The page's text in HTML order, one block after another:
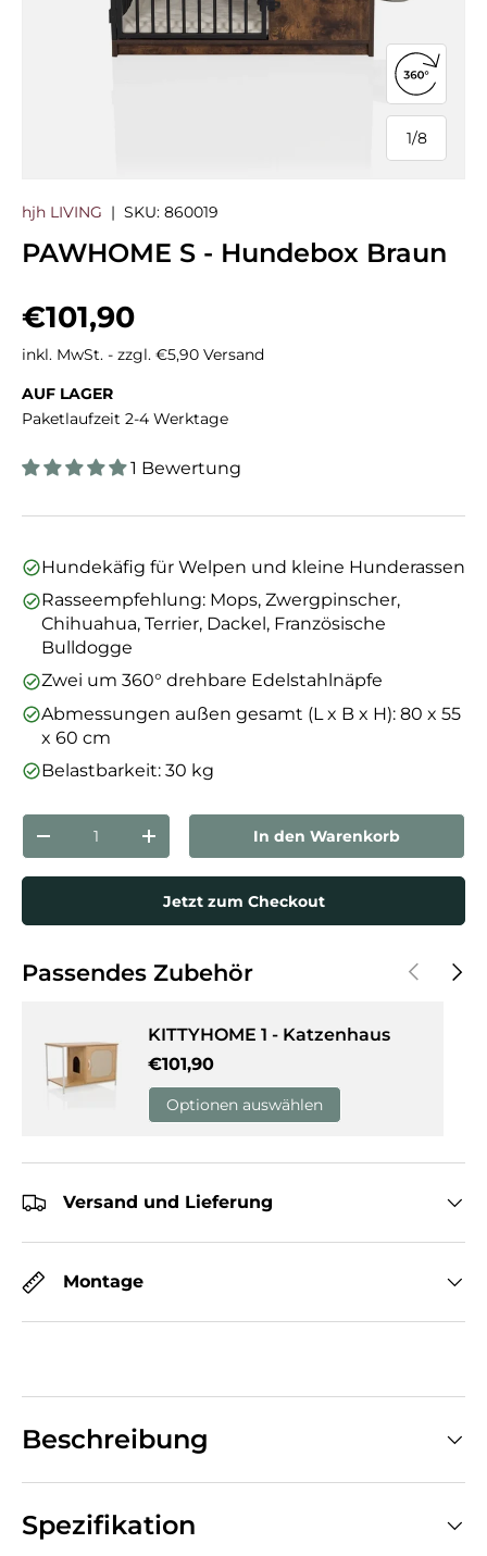
1/
von
8
360°-
hjh LIVING | SKU: 860019
PAWHOME S - Hundebox Braun
Normaler Preis
€101,90
inkl. MwSt. - zzgl. €5,90 Versand
AUF LAGER
Paketlaufzeit 2-4 Werktage
1 Bewertung
Hundekäfig für Welpen und kleine Hunderassen
Rasseempfehlung: Mops, Zwergpinscher,
Chihuahua, Terrier, Dackel, Französische
Bulldogge
Zwei um 360° drehbare Edelstahlnäpfe
Abmessungen außen gesamt (L x B x H): 80 x 55
x 60 cm
Belastbarkeit: 30 kg
Anzahl
Menge verringernMenge erhöhenIn den Warenkorb
Jetzt zum Checkout
Passendes Zubehör Vorherige
KITTYHOME 1 - Katzenhaus
Normaler Preis
€101,90
Optionen auswählen
Versand und Lieferung
Montage
Beschreibung
Spezifikation